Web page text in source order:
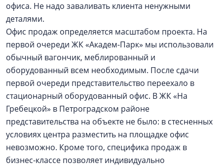
офиса. Не надо заваливать клиента ненужными
деталями.
Офис продаж определяется масштабом проекта. На
первой очереди ЖК «Академ-Парк» мы использовали
обычный вагончик, меблированный и
оборудованный всем необходимым. После сдачи
первой очереди представительство переехало в
стационарный оборудованный офис. В ЖК «На
Гребецкой» в Петроградском районе
представительства на объекте не было: в стесненных
условиях центра разместить на площадке офис
невозможно. Кроме того, специфика продаж в
бизнес-классе позволяет индивидуально